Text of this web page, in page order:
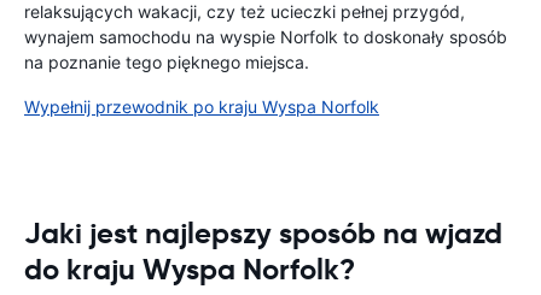
relaksujących wakacji, czy też ucieczki pełnej przygód,
wynajem samochodu na wyspie Norfolk to doskonały sposób
na poznanie tego pięknego miejsca.
Wypełnij przewodnik po kraju Wyspa Norfolk
Jaki jest najlepszy sposób na wjazd
do kraju Wyspa Norfolk?